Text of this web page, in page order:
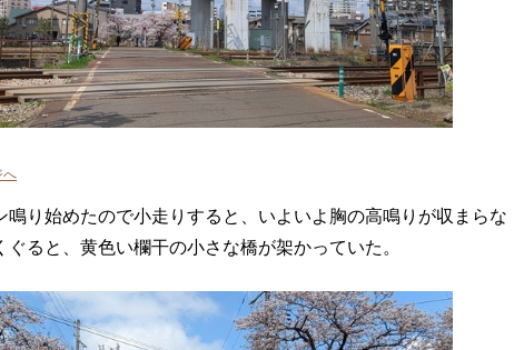
へ
り始めたので小走りすると、いよいよ胸の高鳴りが収まらな
ると、黄色い欄干の小さな橋が架かっていた。